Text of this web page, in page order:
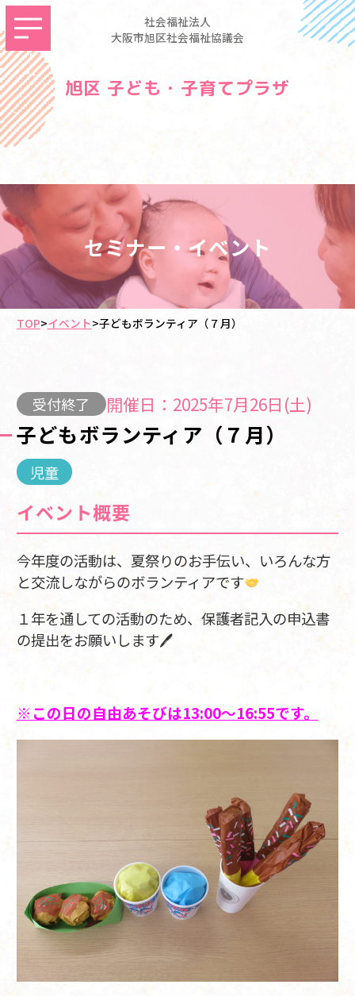
社会福祉法人
大阪市旭区社会福祉協議会
旭区 子ども・子育てプラザ
セミナー・イベント
TOP>イベント>子どもボランティア（７月）
受付終了 開催日：2025年7月26日(土)
子どもボランティア（７月）
児童
イベント概要
今年度の活動は、夏祭りのお手伝い、いろんな方
と交流しながらのボランティアです
１年を通しての活動のため、保護者記入の申込書
の提出をお願いします🖊
※この日の自由あそびは13:00～16:55です。